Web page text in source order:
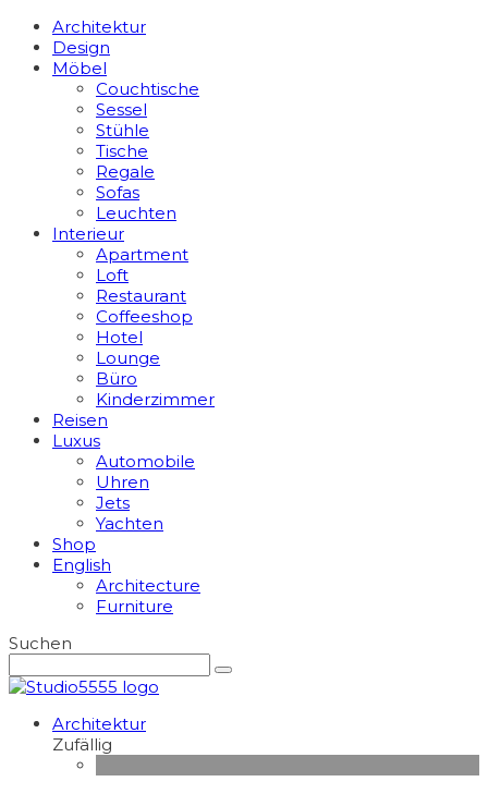
Architektur
Design
Möbel
Couchtische
Sessel
Stühle
Tische
Regale
Sofas
Leuchten
Interieur
Apart­ment
Loft
Restaurant
Coffeeshop
Hotel
Lounge
Büro
Kinderzimmer
Reisen
Luxus
Automobile
Uhren
Jets
Yachten
Shop
English
Architecture
Furniture
Suchen
Architektur
Zufällig